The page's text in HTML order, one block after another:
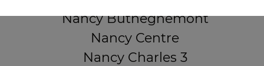
Nancy Buthégnemont
Nancy Centre
Nancy Charles 3